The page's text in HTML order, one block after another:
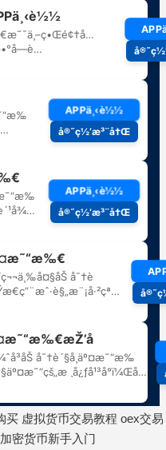
买 虚拟货币交易教程 oex交易
加密货币新手入门